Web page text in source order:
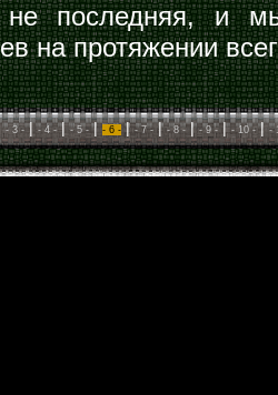
не последняя, и
на протяжении
- 3 -|- 4 -|- 5 -|- 6 -|- 7 -|- 8 -|- 9 -|- 10 -|-